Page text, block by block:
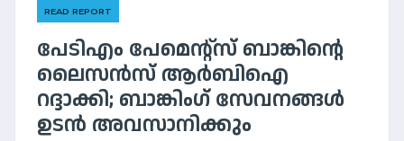
READ REPORT
പേടിഎം പേമെൻ്റ്സ് ബാങ്കിന്റെ
ലൈസൻസ് ആർബിഐ
റദ്ദാക്കി; ബാങ്കിംഗ് സേവനങ്ങൾ
ഉടൻ അവസാനിക്കും